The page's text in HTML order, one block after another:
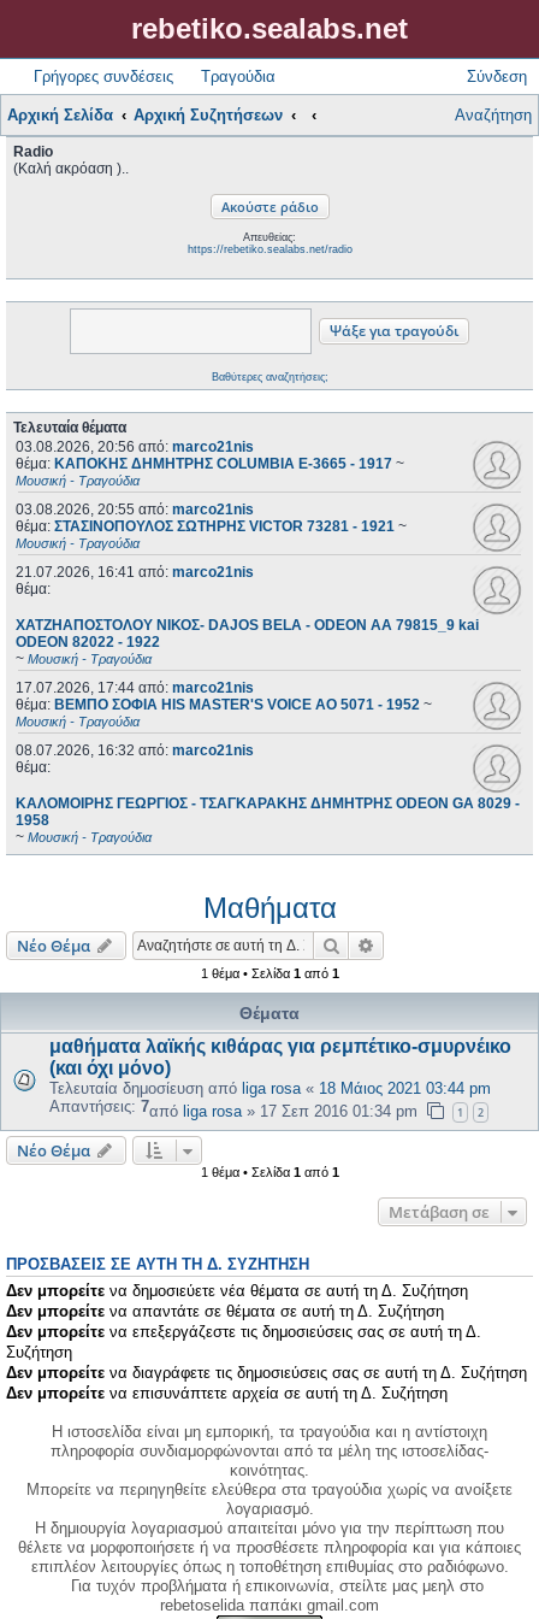
rebetiko.sealabs.net
Γρήγορες συνδέσεις Τραγούδια Σύνδεση
Αρχική Σελίδα Αρχική Συζητήσεων Αναζήτηση
Radio
(Καλή ακρόαση )..
Απευθείας:
https://rebetiko.sealabs.net/radio
Βαθύτερες αναζητήσεις;
Τελευταία θέματα
03.08.2026, 20:56 από: marco21nis
θέμα: ΚΑΠΟΚΗΣ ΔΗΜΗΤΡΗΣ COLUMBIA E-3665 - 1917 ~
Μουσική - Τραγούδια
03.08.2026, 20:55 από: marco21nis
θέμα: ΣΤΑΣΙΝΟΠΟΥΛΟΣ ΣΩΤΗΡΗΣ VICTOR 73281 - 1921 ~
Μουσική - Τραγούδια
21.07.2026, 16:41 από: marco21nis
θέμα:
ΧΑΤΖΗΑΠΟΣΤΟΛΟΥ ΝΙΚΟΣ- DAJOS BELA - ODEON AA 79815_9 kai
ODEON 82022 - 1922
~ Μουσική - Τραγούδια
17.07.2026, 17:44 από: marco21nis
θέμα: ΒΕΜΠΟ ΣΟΦΙΑ HIS MASTER'S VOICE AO 5071 - 1952 ~
Μουσική - Τραγούδια
08.07.2026, 16:32 από: marco21nis
θέμα:
ΚΑΛΟΜΟΙΡΗΣ ΓΕΩΡΓΙΟΣ - ΤΣΑΓΚΑΡΑΚΗΣ ΔΗΜΗΤΡΗΣ ODEON GA 8029 -
1958
~ Μουσική - Τραγούδια
Μαθήματα
Νέο Θέμα Αναζήτηση
1 θέμα • Σελίδα 1από 1
Θέματα
μαθήματα λαϊκής κιθάρας για ρεμπέτικο-σμυρνέικο
(και όχι μόνο)
Τελευταία δημοσίευση από liga rosa « 18 Μάιος 2021 03:44 pm
Απαντήσεις: 7από liga rosa » 17 Σεπ 2016 01:34 pm 1 2
Νέο Θέμα
1 θέμα • Σελίδα 1από 1
Μετάβαση σε
ΠΡΟΣΒΆΣΕΙΣ ΣΕ ΑΥΤΉ ΤΗ Δ. ΣΥΖΉΤΗΣΗ
Δεν μπορείτε να δημοσιεύετε νέα θέματα σε αυτή τη Δ. Συζήτηση
Δεν μπορείτε να απαντάτε σε θέματα σε αυτή τη Δ. Συζήτηση
Δεν μπορείτε να επεξεργάζεστε τις δημοσιεύσεις σας σε αυτή τη Δ.
Συζήτηση
Δεν μπορείτε να διαγράφετε τις δημοσιεύσεις σας σε αυτή τη Δ. Συζήτηση
Δεν μπορείτε να επισυνάπτετε αρχεία σε αυτή τη Δ. Συζήτηση
Η ιστοσελίδα είναι μη εμπορική, τα τραγούδια και η αντίστοιχη
πληροφορία συνδιαμορφώνονται από τα μέλη της ιστοσελίδας-
κοινότητας.
Μπορείτε να περιηγηθείτε ελεύθερα στα τραγούδια χωρίς να ανοίξετε
λογαριασμό.
Η δημιουργία λογαριασμού απαιτείται μόνο για την περίπτωση που
θέλετε να μορφοποιήσετε ή να προσθέσετε πληροφορία και για κάποιες
επιπλέον λειτουργίες όπως η τοποθέτηση επιθυμίας στο ραδιόφωνο.
Για τυχόν προβλήματα ή επικοινωνία, στείλτε μας μεηλ στο
rebetoselida παπάκι gmail.com